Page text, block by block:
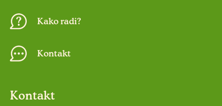
Kako radi?
Kontakt
Kontakt